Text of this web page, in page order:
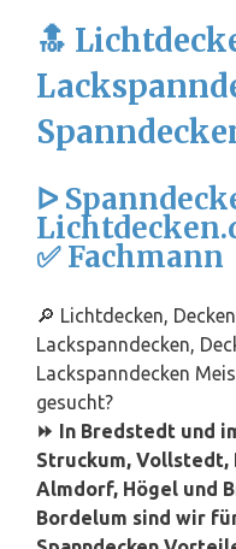
🔝
ᐅ
✅ Fachmann
🔎 Lichtdecken,
Lackspanndecken,
Lackspanndecken
gesucht?
⏩ In Bredstedt und
Struckum, Vollstedt,
Almdorf, Högel und
Bordelum sind wir